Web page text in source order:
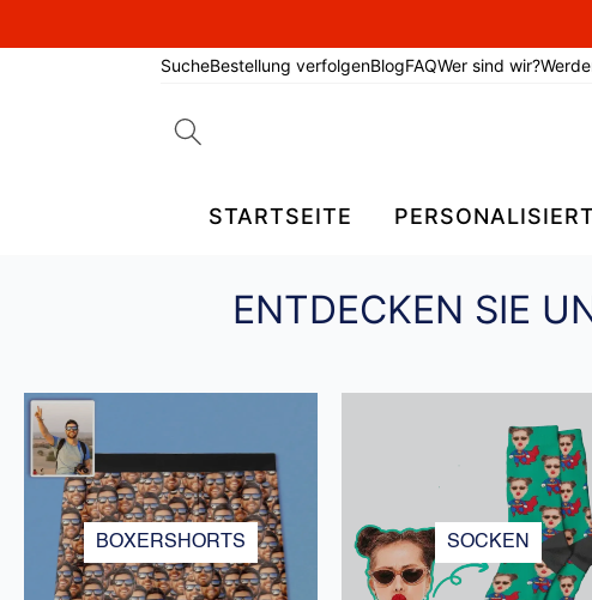
SucheBestellung verfolgenBlogFAQWer sind wir?
STARTSEITE
ENTDECKEN SIE
BOXERSHORTS SOCKEN